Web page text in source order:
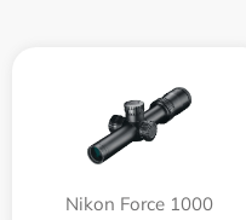
Nikon Force 1000